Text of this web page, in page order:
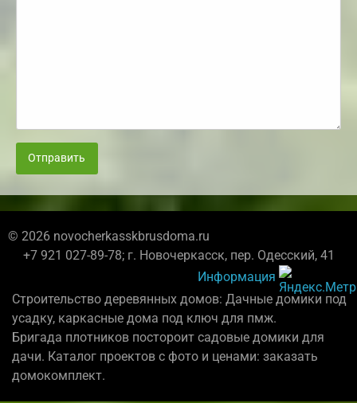
Отправить
© 2026 novocherkasskbrusdoma.ru
+7 921 027-89-78; г. Новочеркасск, пер. Одесский, 41
Информация
Строительство деревянных домов: Дачные домики под
усадку, каркасные дома под ключ для пмж.
Бригада плотников постороит садовые домики для
дачи. Каталог проектов с фото и ценами: заказать
домокомплект.